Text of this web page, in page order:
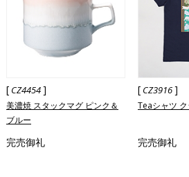
[ CZ4454]
美濃焼 スタックマグ ピンク＆
ブルー
完売御礼
[ CZ3916]
Teaシャツ ク
完売御礼